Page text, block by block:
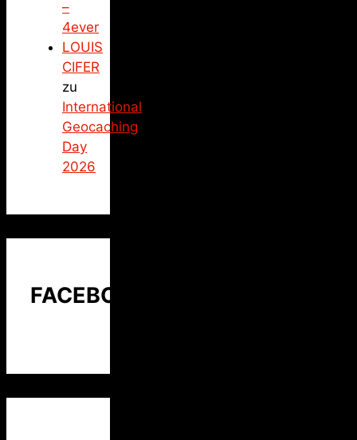
–
4ever
LOUIS
CIFER
zu
International
Geocaching
Day
2026
FACEBOOK